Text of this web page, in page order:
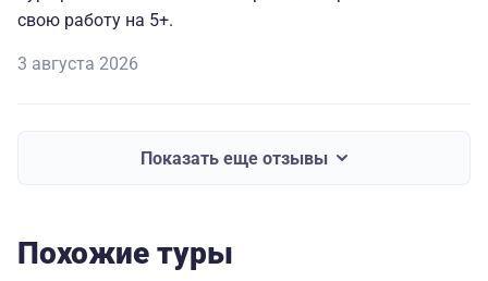
свою работу на 5+.
3 августа 2026
Показать еще отзывы
Похожие туры